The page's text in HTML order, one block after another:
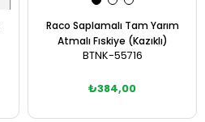
Raco Saplamalı Tam Yarım
Atmalı Fıskiye (Kazıklı)
BTNK-55716
₺384,00